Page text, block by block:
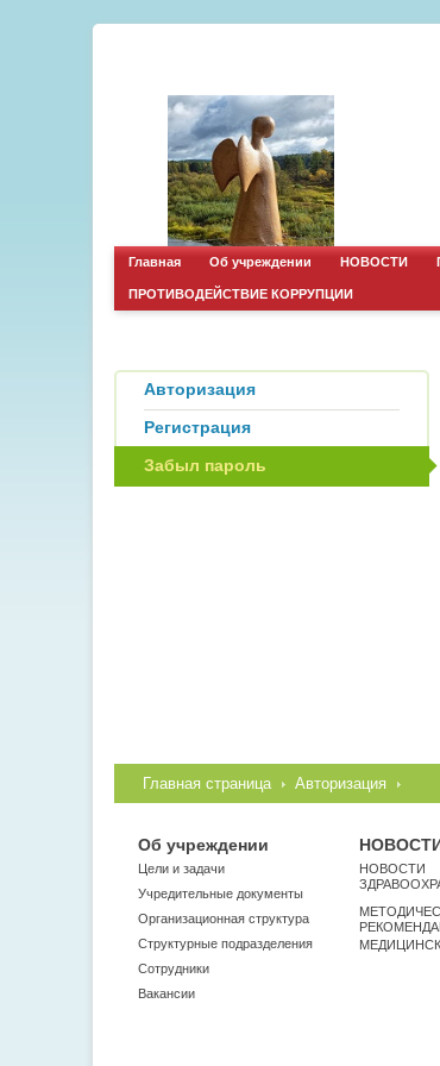
Главная Об учреждении НОВОСТИ
ПРОТИВОДЕЙСТВИЕ КОРРУПЦИИ
Авторизация
Регистрация
Забыл пароль
Главная страница Авторизация
Об учреждении
Цели и задачи
Учредительные документы
Организационная структура
Структурные подразделения
Сотрудники
Вакансии
НОВОСТИ